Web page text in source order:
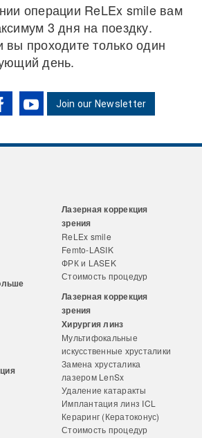
операции ReLEx smile вам
3 дня на поездку.
проходите только один
день.
Join our Newsletter
Лазерная коррекция
зрения
ReLEx smile
Femto-LASIK
ФРК и LASEK
Стоимость процедур
Лазерная коррекция
зрения
Хирургия линз
Мультифокальные
искусственные хрусталики
Замена хрусталика
лазером LenSx
Удаление катаракты
Имплантация линз ICL
Кераринг (Кератоконус)
Стоимость процедур